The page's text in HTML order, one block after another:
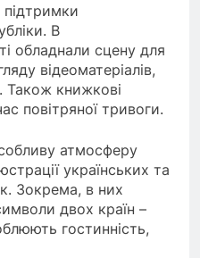
В
обладнали сцену для
відеоматеріалів,
Також книжкові
повітряної тривоги.
атмосферу
українських та
Зокрема, в них
двох країн –
гостинність,